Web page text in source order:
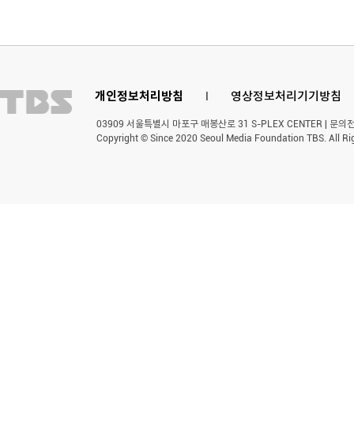
개인정보처리방침 l 영상정보처리기기방침
03909 서울특별시 마포구 매봉산로 31 S-PLEX CENTER | 문
Copyright © Since 2020 Seoul Media Foundation TBS. All